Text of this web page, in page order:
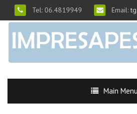
Tel: 06.4819949 Email:
Main